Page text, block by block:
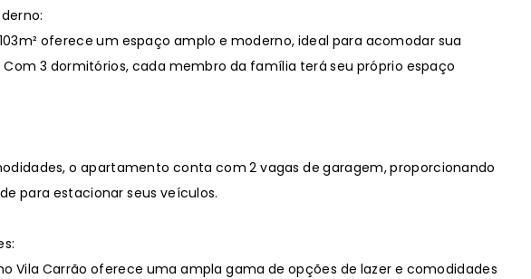
oferece um espaço amplo e moderno, ideal para acomodar sua
3 dormitórios, cada membro da família terá seu próprio espaço
o apartamento conta com 2 vagas de garagem, proporcionando
para estacionar seus veículos.
Vila Carrão oferece uma ampla gama de opções de lazer e comodidades